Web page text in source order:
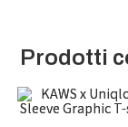
Prodotti